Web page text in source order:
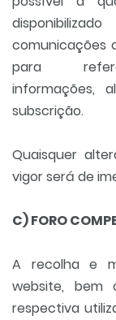
comunicações
para
informações,
subscrição.
Quaisquer
vigor será de
C) FORO
A recolha e
website,
respectiva